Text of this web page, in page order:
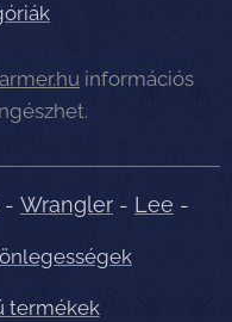
információs
- Wrangler - Lee -
termékek